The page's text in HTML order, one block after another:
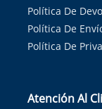
Política De
Política De
Política De
Atención Al